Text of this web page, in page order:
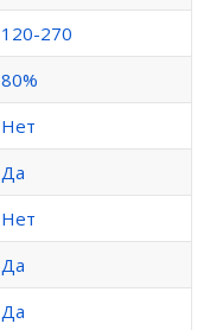
120-270
80%
Нет
Да
Нет
Да
Да